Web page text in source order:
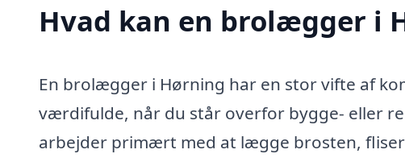
Hvad kan en brolægger i
En brolægger i Hørning har en stor vifte af
værdifulde, når du står overfor bygge- eller
arbejder primært med at lægge brosten,